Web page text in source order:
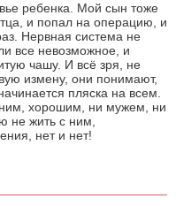
ребенка. Мой сын тоже
и попал на операцию, и
Нервная система не
все невозможное, и
чашу. И всё зря, не
измену, они понимают,
пляска на всем.
хорошим, ни мужем, ни
не жить с ним,
нет и нет!